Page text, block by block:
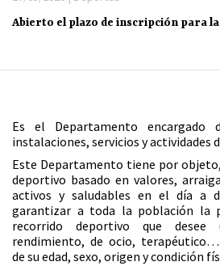
Abierto el plazo de inscripción para
Es el Departamento
instalaciones, servicios y actividades
Este Departamento tiene por
deportivo basado en valores,
activos y saludables en el día a
garantizar a toda la población la
recorrido deportivo que desee
rendimiento, de ocio,
de su edad, sexo, origen y condición